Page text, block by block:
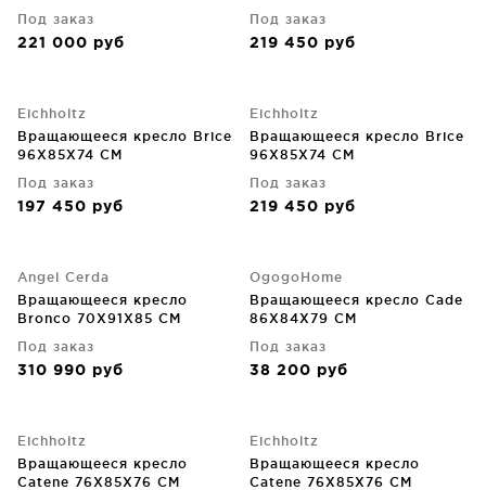
Под заказ
221 000 руб
Под заказ
219 450 руб
Eichholtz
Вращающееся кресло Brice
96X85X74 CM
Под заказ
197 450 руб
Eichholtz
Вращающееся кресло Brice
96X85X74 CM
Под заказ
219 450 руб
Angel Cerda
Вращающееся кресло
Bronco 70X91X85 CM
Под заказ
310 990 руб
OgogoHome
Вращающееся кресло Cade
86X84X79 CM
Под заказ
38 200 руб
Eichholtz
Вращающееся кресло
Catene 76X85X76 CM
Eichholtz
Вращающееся кресло
Catene 76X85X76 CM